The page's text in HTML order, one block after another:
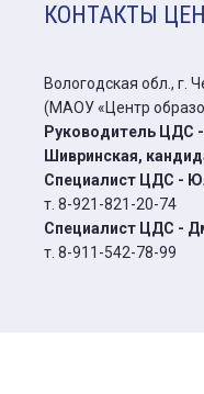
КОНТАКТЫ
Вологодская обл., г.
(МАОУ «Центр
Руководитель ЦДС -
Шивринская,
Специалист ЦДС -
т. 8-921-821-20-74
Специалист ЦДС -
т. 8-911-542-78-99